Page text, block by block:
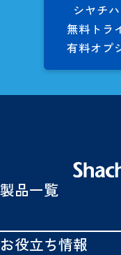
シヤチ
無料トラ
有料オプ
製品一覧
お役立ち情報